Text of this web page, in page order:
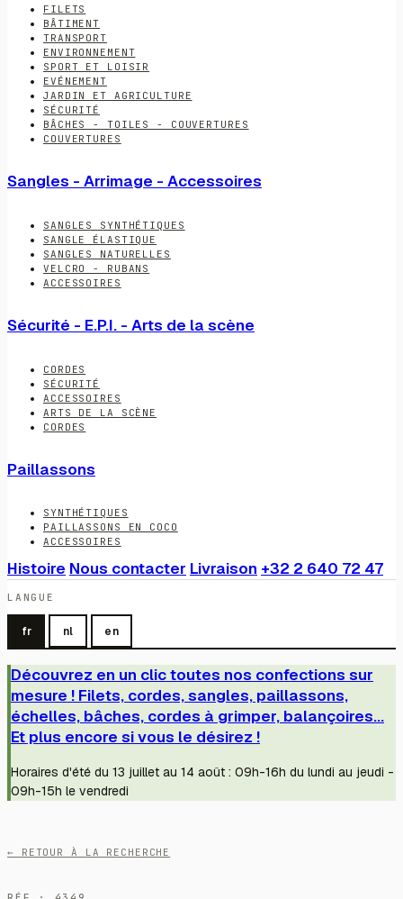
FILETS
BÂTIMENT
TRANSPORT
ENVIRONNEMENT
SPORT ET LOISIR
EVÉNEMENT
JARDIN ET AGRICULTURE
SÉCURITÉ
BÂCHES - TOILES - COUVERTURES
COUVERTURES
Sangles - Arrimage - Accessoires
SANGLES SYNTHÉTIQUES
SANGLE ÉLASTIQUE
SANGLES NATURELLES
VELCRO - RUBANS
ACCESSOIRES
Sécurité - E.P.I. - Arts de la scène
CORDES
SÉCURITÉ
ACCESSOIRES
ARTS DE LA SCÈNE
CORDES
Paillassons
SYNTHÉTIQUES
PAILLASSONS EN COCO
ACCESSOIRES
Histoire Nous contacter Livraison +32 2 640 72 47
LANGUE
fr nl en
Découvrez en un clic toutes nos confections sur
mesure ! Filets, cordes, sangles, paillassons,
échelles, bâches, cordes à grimper, balançoires...
Et plus encore si vous le désirez !
Horaires d'été du 13 juillet au 14 août : 09h-16h du lundi au jeudi -
09h-15h le vendredi
← RETOUR À LA RECHERCHE